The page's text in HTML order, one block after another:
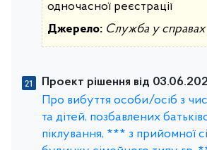
одночасної реєстрації
Джерело: Служба у справах
Проект рішення від
Про вибуття особи/осіб з
та дітей, позбавлених
піклування, *** з прийомної